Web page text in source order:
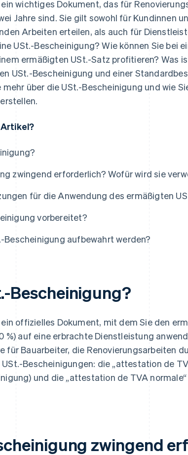
wichtiges Dokument, das für
Jahre sind. Sie gilt sowohl für Kundinnen
Arbeiten erteilen, als auch für
USt.-Bescheinigung? Wie können Sie bei
ermäßigten USt.-Satz profitieren? Was
USt.-Bescheinigung und einer
über die USt.-Bescheinigung und wie
zwingend erforderlich? Wofür wird sie
für die Anwendung des ermäßigten
vorbereitet?
Bescheinigung aufbewahrt werden?
Bescheinigung?
offizielles Dokument, mit dem Sie den
%) auf eine erbrachte Dienstleistung
für Bauarbeiter, die Renovierungsarbeiten
Bescheinigungen: die „attestation de
und die „attestation de TVA
zwingend